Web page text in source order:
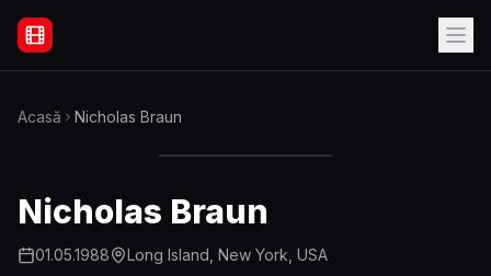
Filme Online Subtitrate - Acasă
Acasă Nicholas Braun
Nicholas Braun
01.05.1988 Long Island, New York, USA